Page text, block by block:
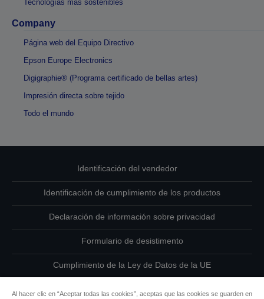
Tecnologías más sostenibles
Company
Página web del Equipo Directivo
Epson Europe Electronics
Digigraphie® (Programa certificado de bellas artes)
Impresión directa sobre tejido
Todo el mundo
Identificación del vendedor
Identificación de cumplimiento de los productos
Declaración de información sobre privacidad
Formulario de desistimento
Cumplimiento de la Ley de Datos de la UE
Al hacer clic en “Aceptar todas las cookies”, aceptas que las cookies se guarden en